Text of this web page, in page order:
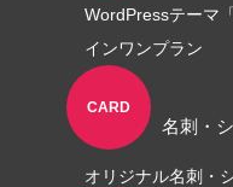
WordPressテーマ
インワンプラン
CARD
名刺・
オリジナル名刺・